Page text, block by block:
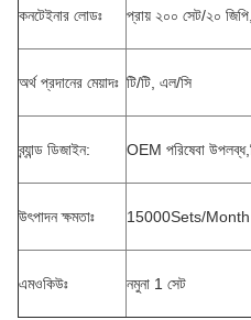
কনটেইনার লোডঃ প্রায় ২০০ সেট/২০
অর্থ প্রদানের মেয়াদঃ টি/টি, এল/সি
ব্র্যান্ড ডিজাইন: OEM পরিষেবা
উৎপাদন ক্ষমতাঃ 15000Sets/Month
এমওকিউঃ নমুনা 1 সেট